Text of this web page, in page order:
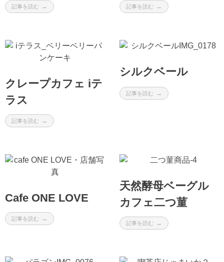
記事を読む 記事を読む
クレープカフェ iテ
ラス
記事を読む
シルクベール
記事を読む
Cafe ONE LOVE
記事を読む
天然酵母ベーグル
カフェ二つ菫
記事を読む